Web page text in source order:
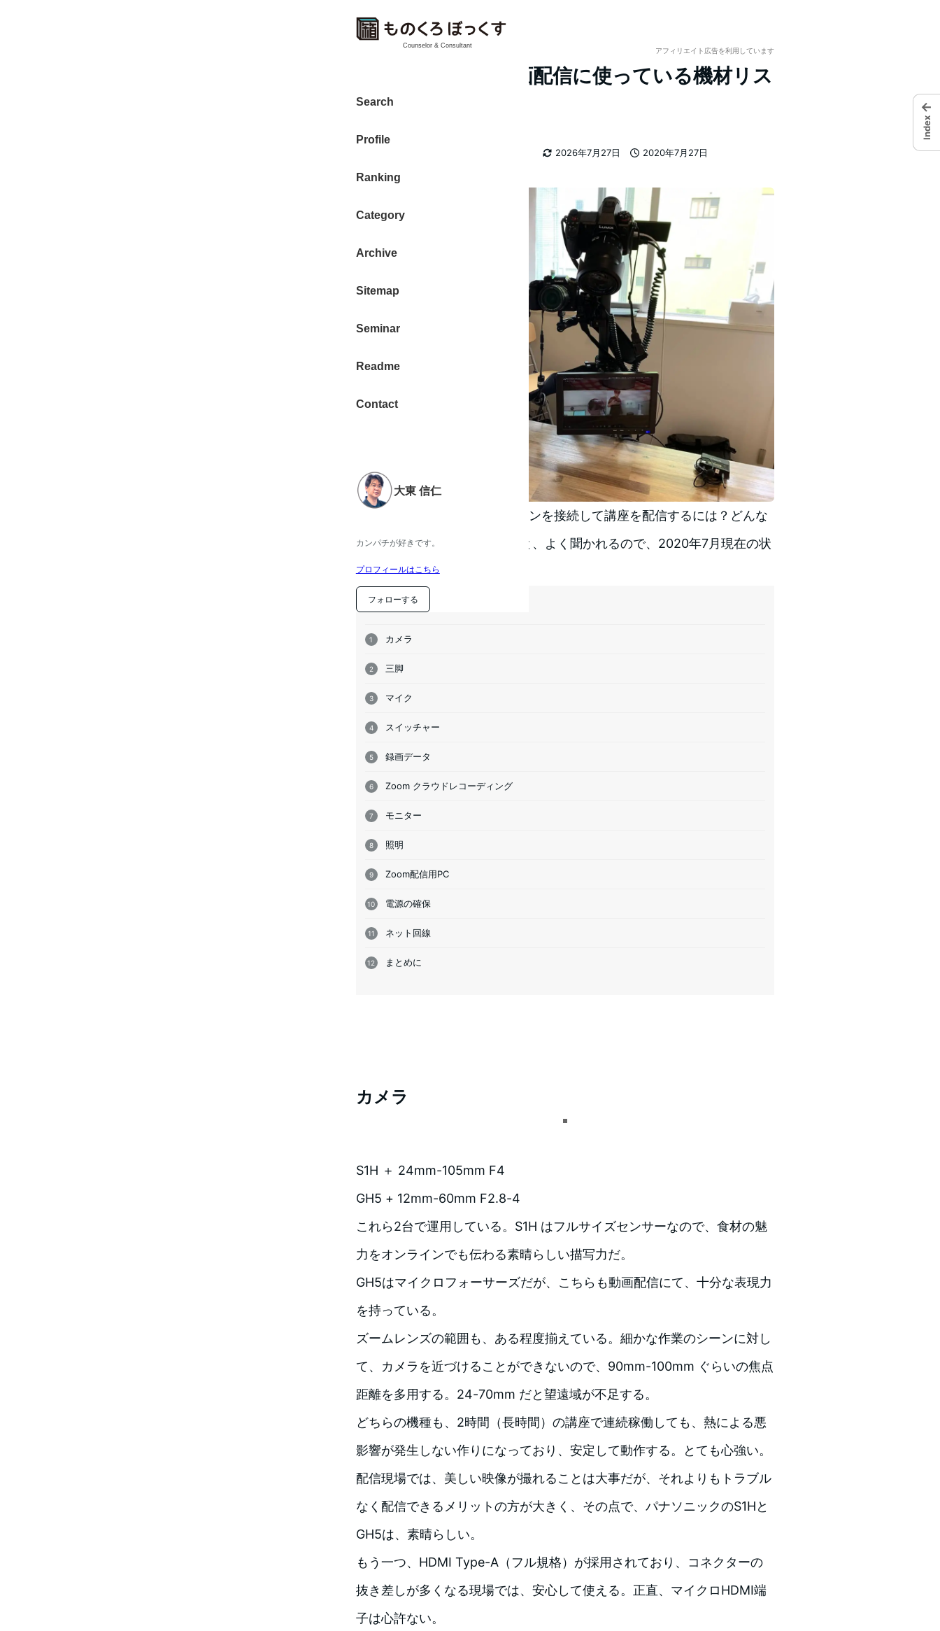
Counselor & Consultant
Search
Profile
Ranking
Category
Archive
Sitemap
Seminar
Readme
Contact
大東 信仁
カンパチが好きです。
プロフィールはこちら
フォローする
アフィリエイト広告を利用しています
発酵料理教室の動画配信に使っている機材リス
ト
2026年7月27日
2020年7月27日
者
リアル現場とZoomでオンラインを接続して講座を配信するには？どんな
機材を用意したら良いのか？と、よく聞かれるので、2020年7月現在の状
況をまとめておく。
目次
カメラ
三脚
マイク
スイッチャー
録画データ
Zoom クラウドレコーディング
モニター
照明
Zoom配信用PC
電源の確保
ネット回線
まとめに
カメラ
S1H ＋ 24mm-105mm F4
GH5 + 12mm-60mm F2.8-4
これら2台で運用している。S1H はフルサイズセンサーなので、食材の魅
力をオンラインでも伝わる素晴らしい描写力だ。
GH5はマイクロフォーサーズだが、こちらも動画配信にて、十分な表現力
を持っている。
ズームレンズの範囲も、ある程度揃えている。細かな作業のシーンに対し
て、カメラを近づけることができないので、90mm-100mm ぐらいの焦点
距離を多用する。24-70mm だと望遠域が不足する。
どちらの機種も、2時間（長時間）の講座で連続稼働しても、熱による悪
影響が発生しない作りになっており、安定して動作する。とても心強い。
配信現場では、美しい映像が撮れることは大事だが、それよりもトラブル
なく配信できるメリットの方が大きく、その点で、パナソニックのS1Hと
GH5は、素晴らしい。
もう一つ、HDMI Type-A（フル規格）が採用されており、コネクターの
抜き差しが多くなる現場では、安心して使える。正直、マイクロHDMI端
子は心許ない。
←
Index